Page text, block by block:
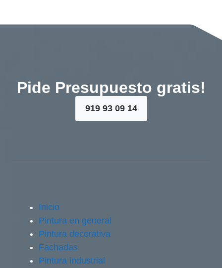
Pide Presupuesto gratis!
919 93 09 14
Inicio
Pintura en general
Pintura decorativa
Fachadas
Pintura industrial